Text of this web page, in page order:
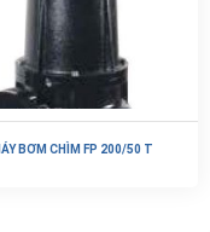
BƠM CHÌM FP 200/50 T